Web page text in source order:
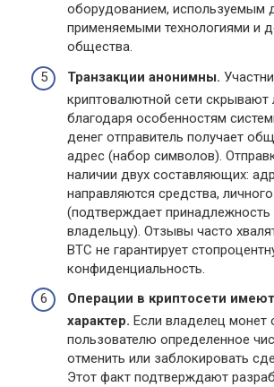
оборудованием, используемым
применяемыми технологиями и
общества.
Транзакции анонимны.
криптовалютной сети скрывают
благодаря особенностям
денег отправитель получает
адрес (набор символов).
наличии двух составляющих:
направляются средства,
(подтверждает принадлежность
владельцу). Отзывы часто
BTC не гарантирует
конфиденциальность.
Операции в криптосети
характер. Если владелец монет
пользователю определенное
отменить или заблокировать
Этот факт подтверждают